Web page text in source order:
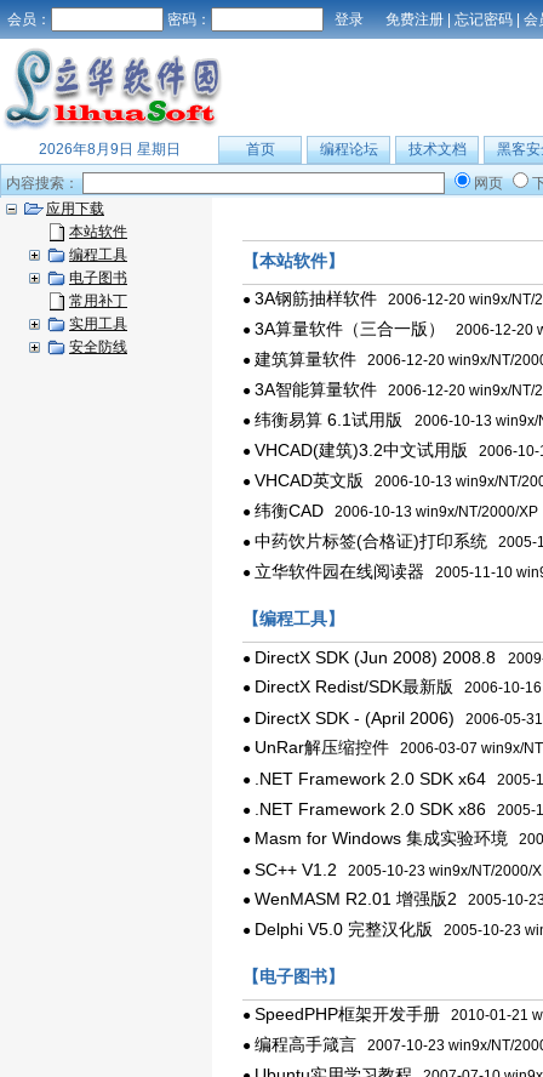
会员： 密码： 免费注册 | 忘记密码 | 会
2026年8月9日 星期日 首页 编程论坛 技术文档
黑客安
内容搜索：
网页
应用下载
本站软件
编程工具
电子图书
常用补丁
实用工具
安全防线
【本站软件】
● 3A钢筋抽样软件 2006-12-20 win9x/NT/
● 3A算量软件（三合一版）
2006-12-20
● 建筑算量软件 2006-12-20 win9x/NT/
● 3A智能算量软件 2006-12-20 win9x/NT/
● 纬衡易算 6.1试用版
2006-10-13 win9x/
● VHCAD(建筑)3.2中文试用版 2006-10-
● VHCAD英文版 2006-10-13 win9x/NT/
● 纬衡CAD 2006-10-13 win9x/NT/2000/XP
● 中药饮片标签(合格证)打印系统 2005-
● 立华软件园在线阅读器 2005-11-10
【编程工具】
● DirectX SDK (Jun 2008) 2008.8
● DirectX Redist/SDK最新版 2006-10-16
● DirectX SDK - (April 2006) 2006-05-
● UnRar解压缩控件 2006-03-07 win9x/
● .NET Framework 2.0 SDK x64 2005-
● .NET Framework 2.0 SDK x86 2005-
● Masm for Windows 集成实验环境
● SC++ V1.2 2005-10-23 win9x/NT/2000/
● WenMASM R2.01 增强版2 2005-10-
● Delphi V5.0 完整汉化版 2005-10-23
【电子图书】
● SpeedPHP框架开发手册 2010-01-21
● 编程高手箴言 2007-10-23 win9x/NT/